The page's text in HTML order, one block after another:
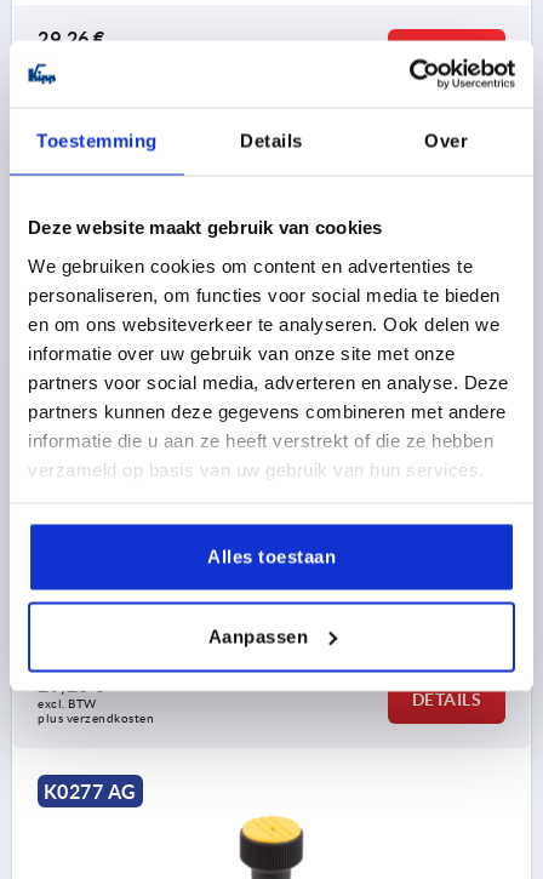
Toestemming Details Over
Deze website maakt gebruik van cookies
We gebruiken cookies om content en advertenties te
personaliseren, om functies voor social media te bieden
en om ons websiteverkeer te analyseren. Ook delen we
informatie over uw gebruik van onze site met onze
partners voor social media, adverteren en analyse. Deze
partners kunnen deze gegevens combineren met andere
informatie die u aan ze heeft verstrekt of die ze hebben
verzameld op basis van uw gebruik van hun services.
Alles toestaan
Aanpassen
29,26 €
plus verzendkosten
K0277 AG
DRAAIMOMENT-KARTELKNOP GR.2 D=M05X30,
THERMOPLAST ANTRACIETGRIJS RAL7021,
BEST:STAAL, DEKSEL:ROOD RAL3020
SCHROEFDRAAD=M5
SCHROEFDRAADLENGTE=30
SOORT SCHROEFDRAAD=BUITENDRAAD
KLEUR DEKSEL =VERKEERSROOD RAL 3020
GROOTTE=2
BUITENDIAMETER=26
D2=18 D3=23
HOOGTE=27
H1=10,5 DRAAIMOMENT NM =0,1 - 0,3
excl. BTW
plus verzendkosten
DETAILS
K0277 AG